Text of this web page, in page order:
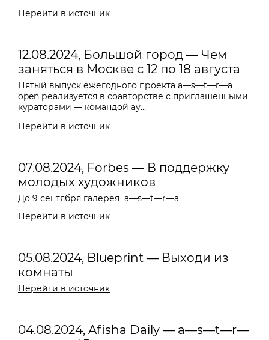
Перейти в источник
12.08.2024, Большой город — Чем
заняться в Москве с 12 по 18 августа
Пятый выпуск ежегодного проекта a—s—t—r—a
open реализуется в соавторстве с приглашенными
кураторами — командой ау...
Перейти в источник
07.08.2024, Forbes — В поддержку
молодых художников
До 9 сентября галерея a—s—t—r—a
Перейти в источник
05.08.2024, Blueprint — Выходи из
комнаты
Перейти в источник
04.08.2024, Afisha Daily — a—s—t—r—